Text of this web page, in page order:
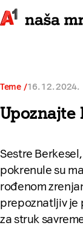
Teme 16. 12. 2024.
Upoznajte
Sestre
pokrenule su
rođenom
prepoznatljiv je
za struk